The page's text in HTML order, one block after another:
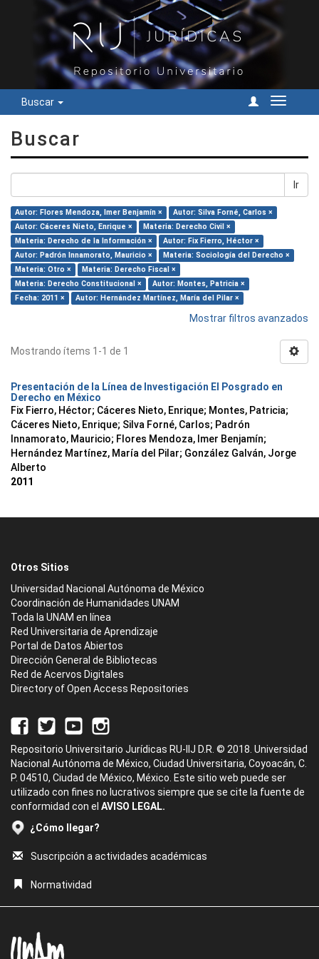
Buscar
Cambiar
Buscar
Ir
Autor: Flores Mendoza, Imer Benjamín ×
Autor: Silva Forné, Carlos ×
Autor: Cáceres Nieto, Enrique ×
Materia: Derecho Civil ×
Materia: Derecho de la Información ×
Autor: Fix Fierro, Héctor ×
Autor: Padrón Innamorato, Mauricio ×
Materia: Sociología del Derecho ×
Materia: Otro ×
Materia: Derecho Fiscal ×
Materia: Derecho Constitucional ×
Autor: Montes, Patricia ×
Fecha: 2011 ×
Autor: Hernández Martínez, María del Pilar ×
Mostrar filtros avanzados
Mostrando ítems 1-1 de 1
Presentación de la Línea de Investigación El Posgrado en
Derecho en México
Fix Fierro, Héctor; Cáceres Nieto, Enrique; Montes, Patricia;
Cáceres Nieto, Enrique; Silva Forné, Carlos; Padrón
Innamorato, Mauricio; Flores Mendoza, Imer Benjamín;
Hernández Martínez, María del Pilar; González Galván, Jorge
Alberto
2011
Otros Sitios
Universidad Nacional Autónoma de México
Coordinación de Humanidades UNAM
Toda la UNAM en línea
Red Universitaria de Aprendizaje
Portal de Datos Abiertos
Dirección General de Bibliotecas
Red de Acervos Digitales
Directory of Open Access Repositories
Repositorio Universitario Jurídicas RU-IIJ D.R. © 2018. Universidad
Nacional Autónoma de México, Ciudad Universitaria, Coyoacán, C.
P. 04510, Ciudad de México, México. Este sitio web puede ser
utilizado con fines no lucrativos siempre que se cite la fuente de
conformidad con el AVISO LEGAL.
¿Cómo llegar?
Suscripción a actividades académicas
Normatividad